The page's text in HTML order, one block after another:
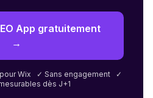
App gratuitement
→
Wix ✓ Sans engagement ✓
dès J+1